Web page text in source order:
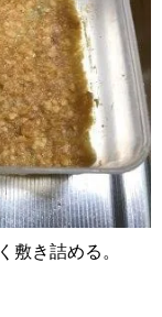
敷き詰める。